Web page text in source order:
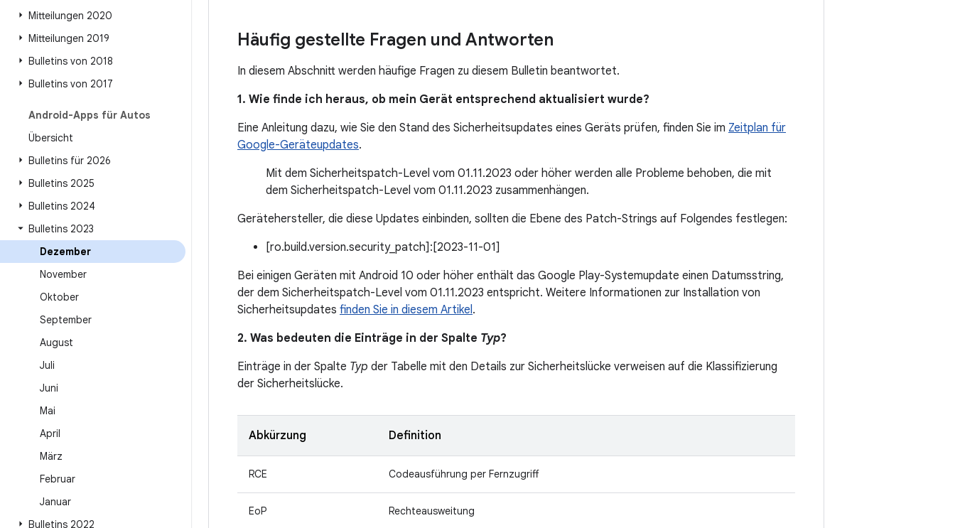
Mitteilungen 2020
Mitteilungen 2019
Bulletins von 2018
Bulletins von 2017
Android-Apps für Autos
Übersicht
Bulletins für 2026
Bulletins 2025
Bulletins 2024
Bulletins 2023
Dezember
November
Oktober
September
August
Juli
Juni
Mai
April
März
Februar
Januar
Bulletins 2022
Häufig gestellte Fragen und Antworten
In diesem Abschnitt werden häufige Fragen zu diesem Bulletin beantwortet.
1. Wie finde ich heraus, ob mein Gerät entsprechend aktualisiert wurde?
Eine Anleitung dazu, wie Sie den Stand des Sicherheitsupdates eines Geräts prüfen, finden Sie im Zeitplan für
Google-Geräteupdates.
Mit dem Sicherheitspatch-Level vom 01.11.2023 oder höher werden alle Probleme behoben, die mit
dem Sicherheitspatch-Level vom 01.11.2023 zusammenhängen.
Gerätehersteller, die diese Updates einbinden, sollten die Ebene des Patch-Strings auf Folgendes festlegen:
[ro.build.version.security_patch]:[2023-11-01]
Bei einigen Geräten mit Android 10 oder höher enthält das Google Play-Systemupdate einen Datumsstring,
der dem Sicherheitspatch-Level vom 01.11.2023 entspricht. Weitere Informationen zur Installation von
Sicherheitsupdates finden Sie in diesem Artikel.
2. Was bedeuten die Einträge in der Spalte Typ?
Einträge in der Spalte Typ der Tabelle mit den Details zur Sicherheitslücke verweisen auf die Klassifizierung
der Sicherheitslücke.
Abkürzung Definition
RCE Codeausführung per Fernzugriff
EoP Rechteausweitung